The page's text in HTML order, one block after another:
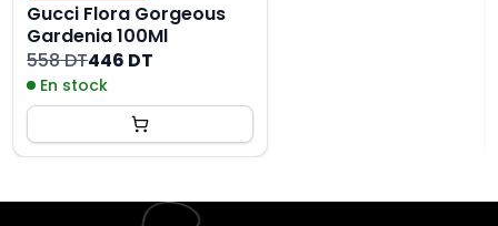
Gucci Flora Gorgeous
Gardenia 100Ml
558 DT446 DT
En stock